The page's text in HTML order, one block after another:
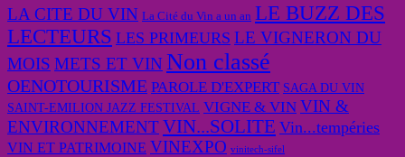
LA CITE DU VIN La Cité du Vin a un an LE BUZZ DES
LECTEURS LES PRIMEURS LE VIGNERON DU
MOIS METS ET VIN Non classé
OENOTOURISME PAROLE D'EXPERT SAGA DU VIN
SAINT-EMILION JAZZ FESTIVAL VIGNE & VIN VIN &
ENVIRONNEMENTVIN...SOLITE Vin...tempéries
VIN ET PATRIMOINE VINEXPO vinitech-sifel